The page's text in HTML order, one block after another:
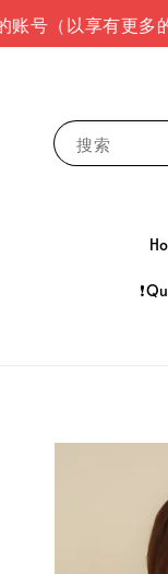
享有更多的积分
搜索